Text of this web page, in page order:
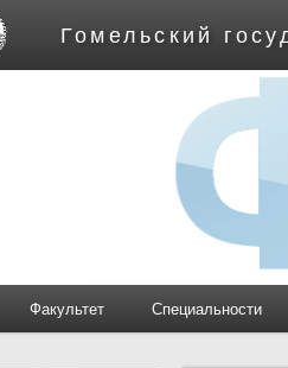
Гомельский
Факультет Специальности